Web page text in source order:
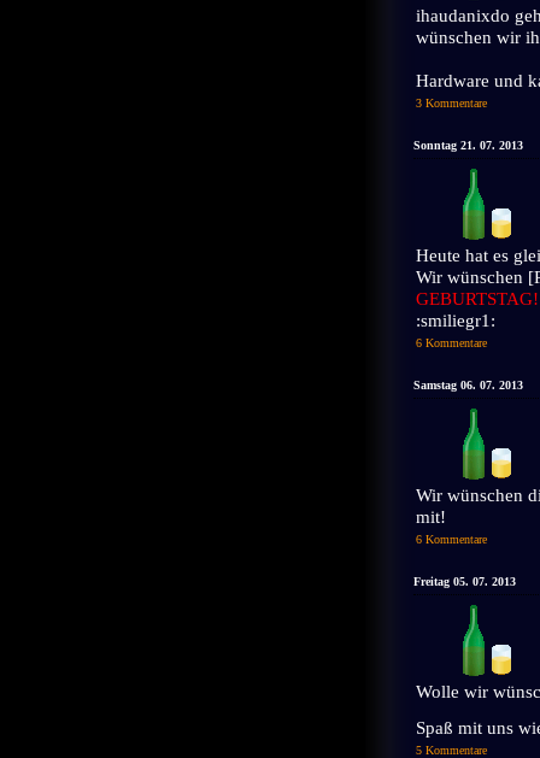
ihaudanixdo
wünschen wir
Hardware und
3 Kommentare
Sonntag 21. 07. 2013
Heute hat es
Wir wünschen
:smiliegr1:
6 Kommentare
Samstag 06. 07. 2013
Wir wünschen
mit!
6 Kommentare
Freitag 05. 07. 2013
Wolle wir
Spaß mit uns
5 Kommentare